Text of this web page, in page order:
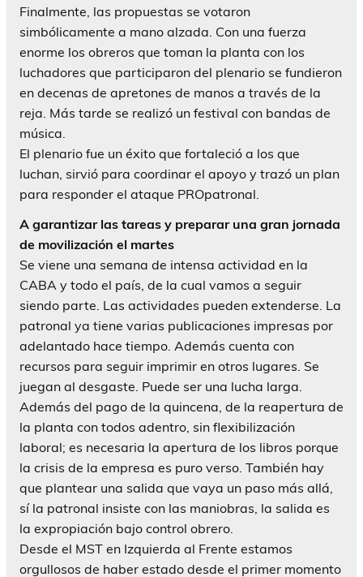
Finalmente, las propuestas se votaron
simbólicamente a mano alzada. Con una fuerza
enorme los obreros que toman la planta con los
luchadores que participaron del plenario se fundieron
en decenas de apretones de manos a través de la
reja. Más tarde se realizó un festival con bandas de
música.
El plenario fue un éxito que fortaleció a los que
luchan, sirvió para coordinar el apoyo y trazó un plan
para responder el ataque PROpatronal.
A garantizar las tareas y preparar una gran jornada
de movilización el martes
Se viene una semana de intensa actividad en la
CABA y todo el país, de la cual vamos a seguir
siendo parte. Las actividades pueden extenderse. La
patronal ya tiene varias publicaciones impresas por
adelantado hace tiempo. Además cuenta con
recursos para seguir imprimir en otros lugares. Se
juegan al desgaste. Puede ser una lucha larga.
Además del pago de la quincena, de la reapertura de
la planta con todos adentro, sin flexibilización
laboral; es necesaria la apertura de los libros porque
la crisis de la empresa es puro verso. También hay
que plantear una salida que vaya un paso más allá,
sí la patronal insiste con las maniobras, la salida es
la expropiación bajo control obrero.
Desde el MST en Izquierda al Frente estamos
orgullosos de haber estado desde el primer momento